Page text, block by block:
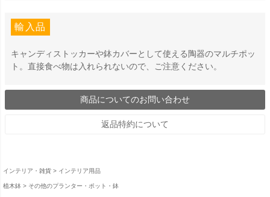
輸入品
キャンディストッカーや鉢カバーとして使える陶器のマルチポッ
ト。直接食べ物は入れられないので、ご注意ください。
商品についてのお問い合わせ
返品特約について
インテリア・雑貨 インテリア用品
植木鉢 その他のプランター・ポット・鉢